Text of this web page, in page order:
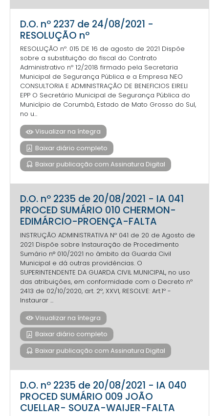
D.O. nº 2237 de 24/08/2021 -
RESOLUÇÃO nº
RESOLUÇÃO nº. 015 DE 16 de agosto de 2021 Dispõe
sobre a substituição do fiscal do Contrato
Administrativo nº 12/2018 firmado pela Secretaria
Municipal de Segurança Pública e a Empresa NEO
CONSULTORIA E ADMINISTRAÇÃO DE BENEFICIOS EIRELI
EPP O Secretário Municipal de Segurança Pública do
Município de Corumbá, Estado de Mato Grosso do Sul,
no u...
Visualizar na íntegra
Baixar diário completo
Baixar publicação com Assinatura Digital
D.O. nº 2235 de 20/08/2021 - IA 041
PROCED SUMÁRIO 010 CHERMON-
EDIMÁRCIO-PROENÇA-FALTA
INSTRUÇÃO ADMINISTRATIVA Nº 041 de 20 de Agosto de
2021 Dispõe sobre Instauração de Procedimento
Sumário n° 010/2021 no âmbito da Guarda Civil
Municipal e dá outras providências. O
SUPERINTENDENTE DA GUARDA CIVIL MUNICIPAL, no uso
das atribuições, em conformidade com o Decreto nº
2413 de 02/10/2020, art. 2º, XXVI, RESOLVE: Art.1º -
Instaurar ...
Visualizar na íntegra
Baixar diário completo
Baixar publicação com Assinatura Digital
D.O. nº 2235 de 20/08/2021 - IA 040
PROCED SUMÁRIO 009 JOÃO
CUELLAR- SOUZA-WAIJER-FALTA